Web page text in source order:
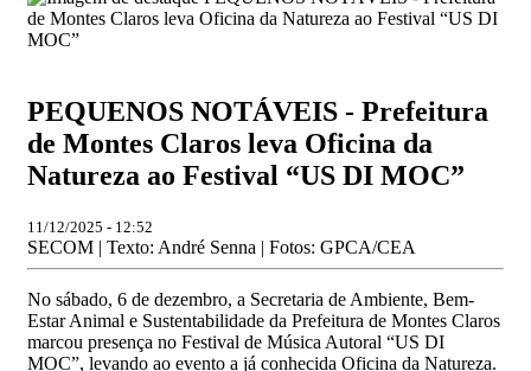
PEQUENOS NOTÁVEIS - Prefeitura
de Montes Claros leva Oficina da
Natureza ao Festival “US DI MOC”
11/12/2025 - 12:52
SECOM | Texto: André Senna | Fotos: GPCA/CEA
No sábado, 6 de dezembro, a Secretaria de Ambiente, Bem-
Estar Animal e Sustentabilidade da Prefeitura de Montes Claros
marcou presença no Festival de Música Autoral “US DI
MOC”, levando ao evento a já conhecida Oficina da Natureza.